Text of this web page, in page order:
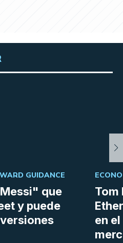
que
y puede
GUIDANCE
Tom
en